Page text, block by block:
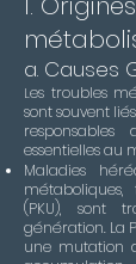
a. Causes
Les troubles
sont souvent
essentielles au
Maladies
(PKU), sont
génération. La
une mutation